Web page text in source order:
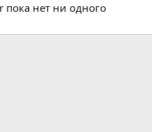
пока нет ни одного